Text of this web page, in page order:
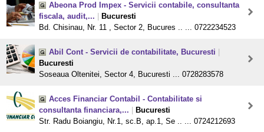
Abeona Prod Impex - Servicii contabile, consultanta
fiscala, audit,...
Bucuresti
Bd. Chisinau, Nr. 11 , Sector 2, Bucures .. ... 0722234523
Abil Cont - Servicii de contabilitate, Bucuresti
Bucuresti
Soseaua Oltenitei, Sector 4, Bucuresti ... 0728283578
Acces Financiar Contabil - Contabilitate si
consultanta financiara,...
Bucuresti
Str. Radu Boiangiu, Nr.1, sc.B, ap.1, Se .. ... 0724212693